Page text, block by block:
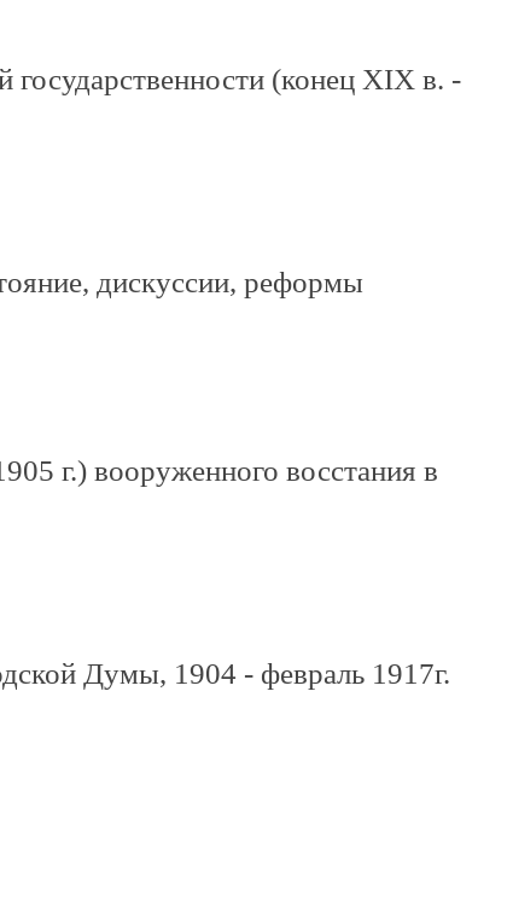
(конец XIX в. -
дискуссии, реформы
г.) вооруженного восстания в
Думы, 1904 - февраль 1917г.